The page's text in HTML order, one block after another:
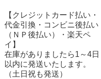
【クレジットカード払い・
代金引換・コンビニ後払い
（ＮＰ後払い）・楽天ペ
イ】
在庫がありましたら1～4日
以内に発送いたします。
（土日祝も発送）